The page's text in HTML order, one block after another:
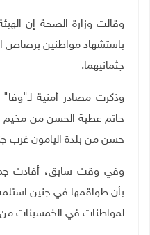
وقالت وزارة الصحة إن
باستشهاد مواطنين برصاص
جثمانيهما.
وذكرت مصادر أمنية
حاتم عطية الحسن من مخيم
حسن من بلدة اليامون غرب
وفي وقت سابق، أفادت
بأن طواقمها في جنين
لمواطنات في الخمسينات